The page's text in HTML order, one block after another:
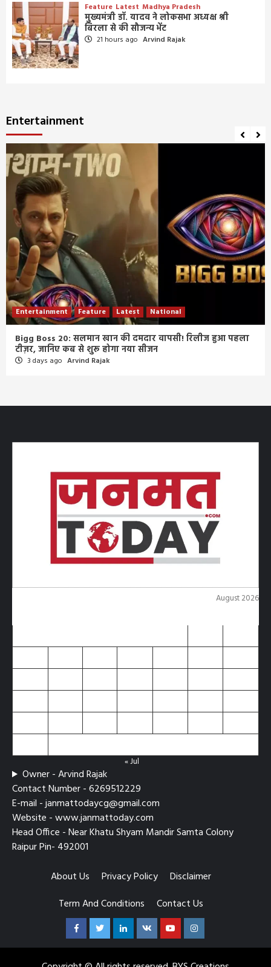
Feature Latest Madhya Pradesh
मुख्यमंत्री डॉ. यादव ने लोकसभा अध्यक्ष श्री
बिरला से की सौजन्य भेंट
21 hours ago Arvind Rajak
Entertainment
Entertainment Feature Latest National
Bigg Boss 20: सलमान खान की दमदार वापसी! रिलीज हुआ पहला
टीज़र, जानिए कब से शुरू होगा नया सीजन
3 days ago Arvind Rajak
August 2026
« Jul
Owner - Arvind Rajak
Contact Number - 6269512229
E-mail - janmattodaycg@gmail.com
Website - www.janmattoday.com
Head Office - Near Khatu Shyam Mandir Samta Colony
Raipur Pin- 492001
About Us
Privacy Policy
Disclaimer
Term And Conditions
Contact Us
FacebookTwitterLinkedin
VK YoutubeInstagram